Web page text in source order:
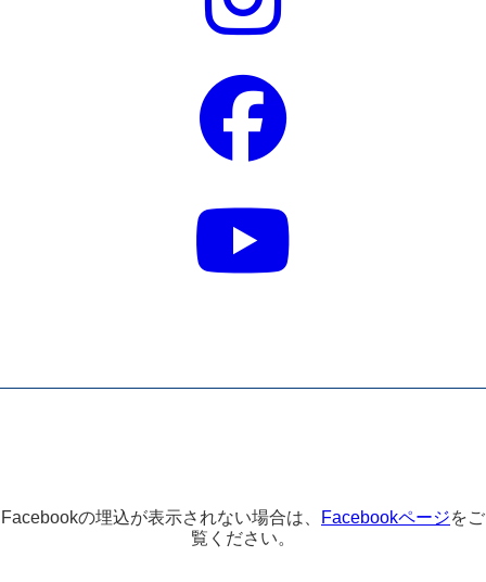
Facebookの埋込が表示されない場合は、 Facebookページをご
覧ください。